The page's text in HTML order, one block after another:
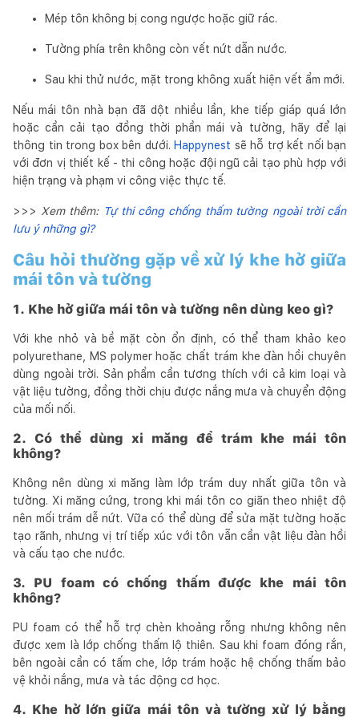
Mép tôn không bị cong ngược hoặc giữ rác.
Tường phía trên không còn vết nứt dẫn nước.
Sau khi thử nước, mặt trong không xuất hiện vết ẩm mới.
Nếu mái tôn nhà bạn đã dột nhiều lần, khe tiếp giáp quá lớn
hoặc cần cải tạo đồng thời phần mái và tường, hãy để lại
thông tin trong box bên dưới. Happynest sẽ hỗ trợ kết nối bạn
với đơn vị thiết kế - thi công hoặc đội ngũ cải tạo phù hợp với
hiện trạng và phạm vi công việc thực tế.
>>> Xem thêm: Tự thi công chống thấm tường ngoài trời cần
lưu ý những gì?
Câu hỏi thường gặp về xử lý khe hở giữa
mái tôn và tường
1. Khe hở giữa mái tôn và tường nên dùng keo gì?
Với khe nhỏ và bề mặt còn ổn định, có thể tham khảo keo
polyurethane, MS polymer hoặc chất trám khe đàn hồi chuyên
dùng ngoài trời. Sản phẩm cần tương thích với cả kim loại và
vật liệu tường, đồng thời chịu được nắng mưa và chuyển động
của mối nối.
2. Có thể dùng xi măng để trám khe mái tôn
không?
Không nên dùng xi măng làm lớp trám duy nhất giữa tôn và
tường. Xi măng cứng, trong khi mái tôn co giãn theo nhiệt độ
nên mối trám dễ nứt. Vữa có thể dùng để sửa mặt tường hoặc
tạo rãnh, nhưng vị trí tiếp xúc với tôn vẫn cần vật liệu đàn hồi
và cấu tạo che nước.
3. PU foam có chống thấm được khe mái tôn
không?
PU foam có thể hỗ trợ chèn khoảng rỗng nhưng không nên
được xem là lớp chống thấm lộ thiên. Sau khi foam đóng rắn,
bên ngoài cần có tấm che, lớp trám hoặc hệ chống thấm bảo
vệ khỏi nắng, mưa và tác động cơ học.
4. Khe hở lớn giữa mái tôn và tường xử lý bằng